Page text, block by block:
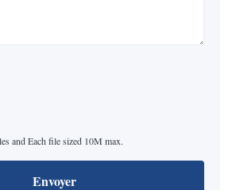
and Each file sized 10M max.
Envoyer